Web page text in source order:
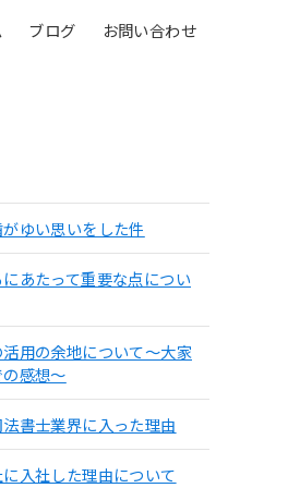
ブログ お問い合わせ
ゆい思いをした件
あたって重要な点につい
用の余地について〜大家
感想〜
書士業界に入った理由
入社した理由について